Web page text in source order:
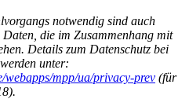
notwendig sind auch
Daten, die im Zusammenhang mit
Details zum Datenschutz bei
unter:
mpp/ua/privacy-prev (für